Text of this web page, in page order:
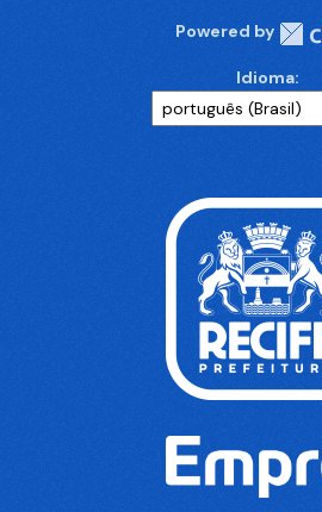
Powered by
Idioma